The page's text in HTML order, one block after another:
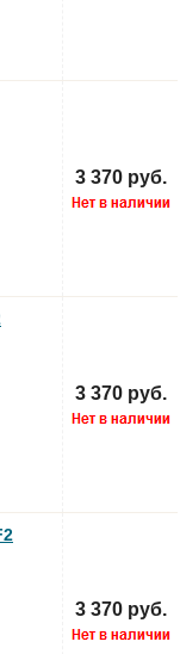
3 370 руб.
3 370 руб.
3 370 руб.